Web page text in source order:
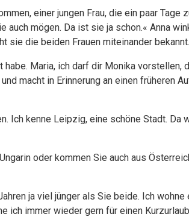
einer jungen Frau, die ein paar Tage
mögen. Da ist sie ja schon.« Anna
sie die beiden Frauen miteinander bekannt.
Maria, ich darf dir Monika vorstellen,
macht in Erinnerung an einen früheren
Ich kenne Leipzig, eine schöne Stadt. Da
oder kommen Sie auch aus
ja viel jünger als Sie beide. Ich
ich immer wieder gern für einen